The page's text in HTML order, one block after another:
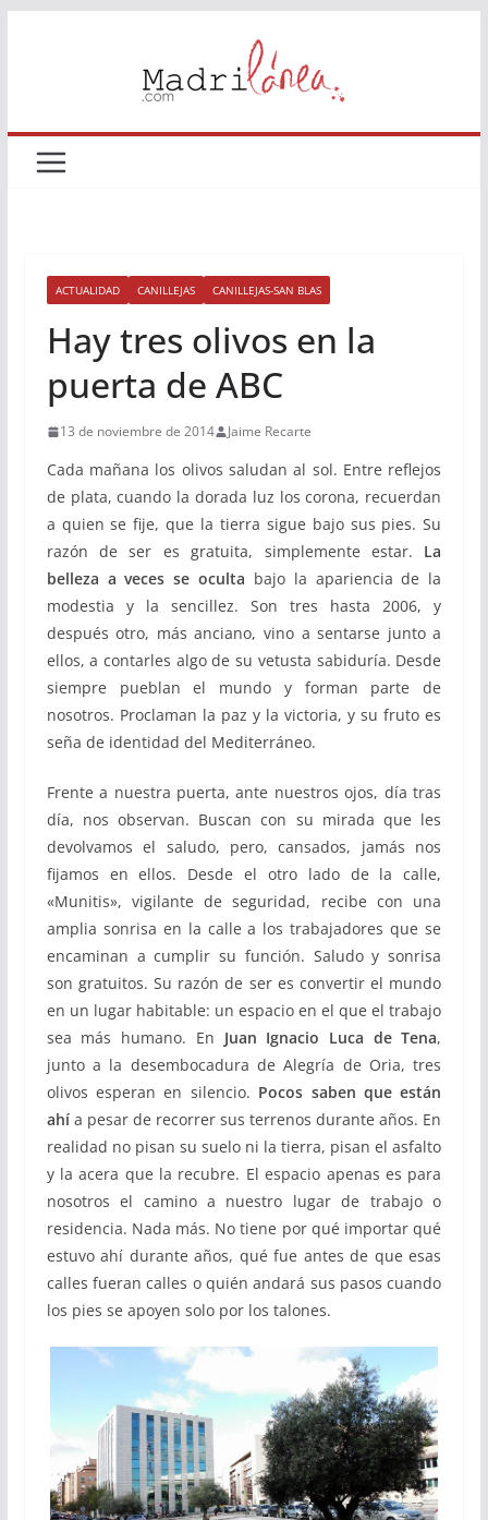
ACTUALIDAD CANILLEJAS CANILLEJAS-SAN BLAS
Hay tres olivos en la
puerta de ABC
13 de noviembre de 2014 Jaime Recarte
Cada mañana los olivos saludan al sol. Entre reflejos
de plata, cuando la dorada luz los corona, recuerdan
a quien se fije, que la tierra sigue bajo sus pies. Su
razón de ser es gratuita, simplemente estar. La
belleza a veces se oculta bajo la apariencia de la
modestia y la sencillez. Son tres hasta 2006, y
después otro, más anciano, vino a sentarse junto a
ellos, a contarles algo de su vetusta sabiduría. Desde
siempre pueblan el mundo y forman parte de
nosotros. Proclaman la paz y la victoria, y su fruto es
seña de identidad del Mediterráneo.
Frente a nuestra puerta, ante nuestros ojos, día tras
día, nos observan. Buscan con su mirada que les
devolvamos el saludo, pero, cansados, jamás nos
fijamos en ellos. Desde el otro lado de la calle,
«Munitis», vigilante de seguridad, recibe con una
amplia sonrisa en la calle a los trabajadores que se
encaminan a cumplir su función. Saludo y sonrisa
son gratuitos. Su razón de ser es convertir el mundo
en un lugar habitable: un espacio en el que el trabajo
sea más humano. En Juan Ignacio Luca de Tena,
junto a la desembocadura de Alegría de Oria, tres
olivos esperan en silencio. Pocos saben que están
ahía pesar de recorrer sus terrenos durante años. En
realidad no pisan su suelo ni la tierra, pisan el asfalto
y la acera que la recubre. El espacio apenas es para
nosotros el camino a nuestro lugar de trabajo o
residencia. Nada más. No tiene por qué importar qué
estuvo ahí durante años, qué fue antes de que esas
calles fueran calles o quién andará sus pasos cuando
los pies se apoyen solo por los talones.